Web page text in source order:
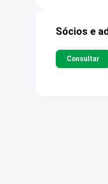
Sócios e
Consultar